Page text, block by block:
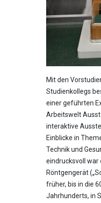
Mit den
Studienkollegs
einer geführten
Arbeitswelt
interaktive
Einblicke in
Technik und
eindrucksvoll war
Röntgengerät
früher, bis in die
Jahrhunderts, in